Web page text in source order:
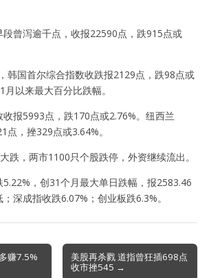
段曾泻逾千点，收报22590点，跌915点或
韩国首尔综合指数收跌报2129点，跌98点或
以来最大百分比跌幅。
报5993点，跌170点或2.76%。纽西兰
点，挫329点或3.64%。
跌，两市1100只个股跌停，外资继续流出。
，创31个月最大单日跌幅，报2583.46
深成指收跌6.07%；创业板跌6.3%。
赚7.5%
美股再杀戮 道指曾狂插698点
收市挫545 →